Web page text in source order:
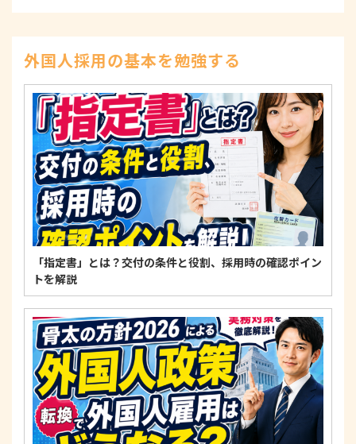
示、訂正、削除、または利用もしくは提供の停止等
を求められたときは、適法かつ遅滞なく応じます。
4. 法令・指針・規範の遵守について
適正な個人情報保護の実現のため、個人情報の取扱
いに関する法令、国が定める指針およびその他の規
範を遵守します。
個人情報に関するお問い合わせ窓口
〒125-0061東京都葛飾区亀有3-21-11 藍ビル202
TEL：0120-550-580
株式会社 アルフォース･ワン 個人情報保護担当
外国人採用の基本を勉強する
「指定書」とは？交付の条件と役割、採用時の確認ポイン
トを解説